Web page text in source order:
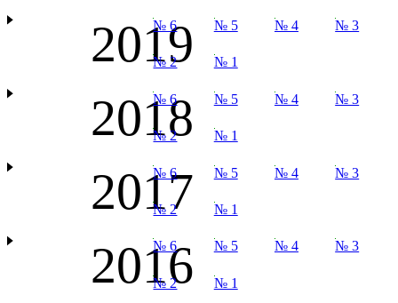
2019
№ 6 № 5 № 4 № 3
№ 2 № 1
2018
№ 6 № 5 № 4 № 3
№ 2 № 1
2017
№ 6 № 5 № 4 № 3
№ 2 № 1
2016
№ 6 № 5 № 4 № 3
№ 2 № 1